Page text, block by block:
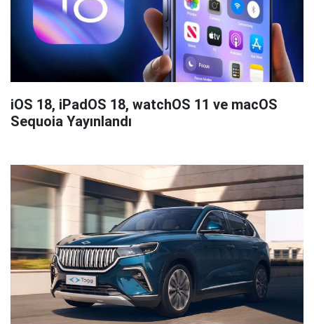
iOS 18, iPadOS 18, watchOS 11 ve macOS
Sequoia Yayınlandı